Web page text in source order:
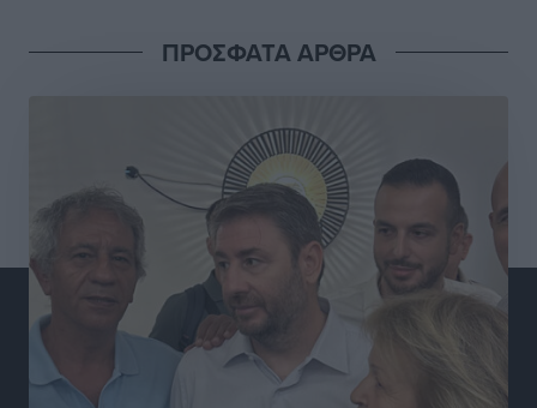
ΠΡΟΣΦΑΤΑ ΑΡΘΡΑ